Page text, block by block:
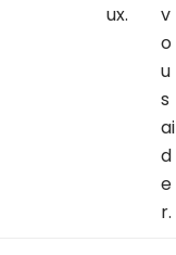
ux.
v
o
u
s
ai
d
e
r.